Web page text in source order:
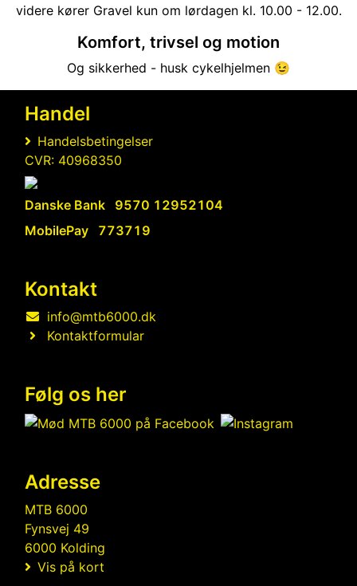
videre kører Gravel kun om lørdagen kl. 10.00 - 12.00.
Komfort, trivsel og motion
Og sikkerhed - husk cykelhjelmen 😉
Handel
Handelsbetingelser
CVR: 40968350
Danske Bank
9570 12952104
MobilePay
773719
Kontakt
info@mtb6000.dk
Kontaktformular
Følg os her
Adresse
MTB 6000
Fynsvej 49
6000 Kolding
Vis på kort